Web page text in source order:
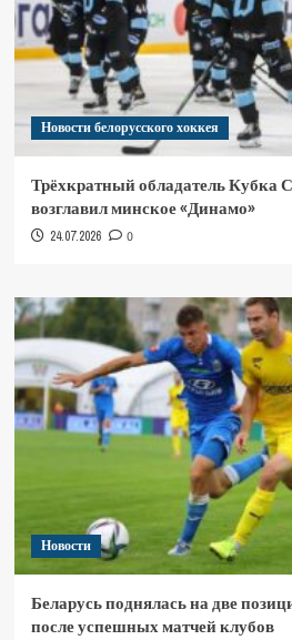
Новости белорусского хоккея
Трёхкратный обладатель Кубка
возглавил минское «Динамо»
24.07.2026 0
Новости
Беларусь поднялась на две
после успешных матчей клубов